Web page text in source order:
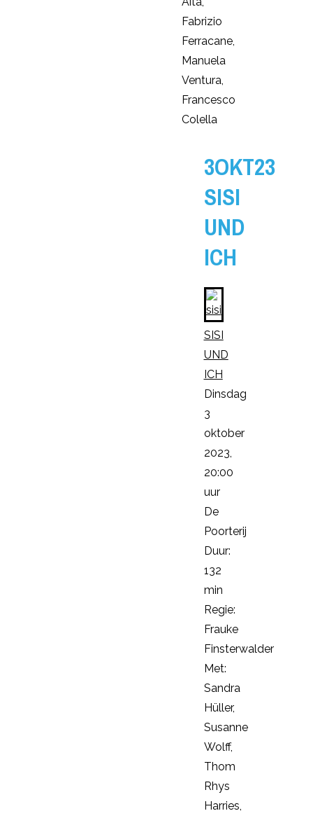
Fabrizio
Ferracane,
Manuela
Ventura,
Francesco
Colella
3OKT23
SISI
UND
ICH
SISI
UND
ICH
Dinsdag
3
oktober
2023,
20:00
uur
De
Poorterij
Duur:
132
min
Regie:
Frauke
Finsterwalder
Met:
Sandra
Hüller,
Susanne
Wolff,
Thom
Rhys
Harries,